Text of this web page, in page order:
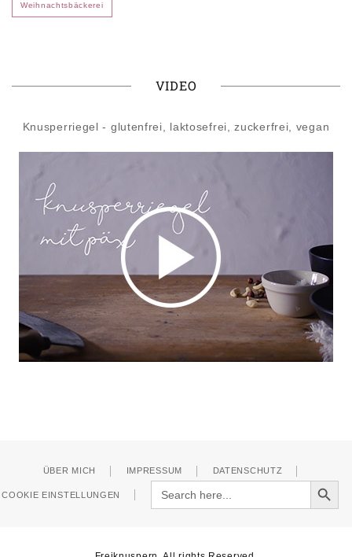
Weihnachtsbäckerei
VIDEO
Knusperriegel - glutenfrei, laktosefrei, zuckerfrei, vegan
ÜBER MICH IMPRESSUM DATENSCHUTZ
COOKIE EINSTELLUNGEN
Search
for:
Search Button